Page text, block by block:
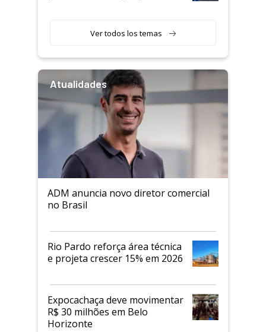
Ver todos los temas
Atualidades
ADM anuncia novo diretor comercial
no Brasil
Rio Pardo reforça área técnica
e projeta crescer 15% em 2026
Expocachaça deve movimentar
R$ 30 milhões em Belo
Horizonte